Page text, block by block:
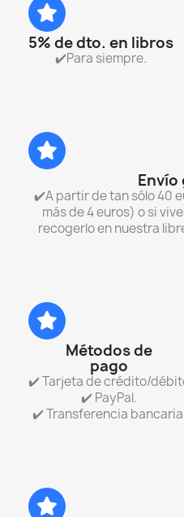
5% de dto. en libros
✔️Para siempre.
✔️A partir de tan sólo 40
más de 4 euros) o si
recogerlo en nuestra
Métodos de
pago
✔️ Tarjeta de crédito/
✔️ PayPal.
✔️ Transferencia